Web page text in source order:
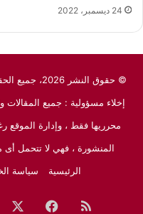
24 ديسمبر، 2022
© حقوق النشر 2026، جميع الحقوق محفوظة لـموقع المايسترو الرياضي
إخلاء مسؤولية : جميع المقالات
محرريها فقط ، وإدارة الموقع
المنشورة ، فهي لا تتحمل أى
الرئيسية
سياسة
ملخصفيسبوك